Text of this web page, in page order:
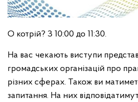
О котрій? З 10:00 до 11:30.
На вас чекають виступи
громадських організацій про
різних сферах. Також ви
запитання. На них